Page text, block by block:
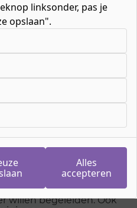
»
&
trainingen voor
of
willen begeleiden. Ook
linksonder, pas je
opslaan".
Alles
accepteren